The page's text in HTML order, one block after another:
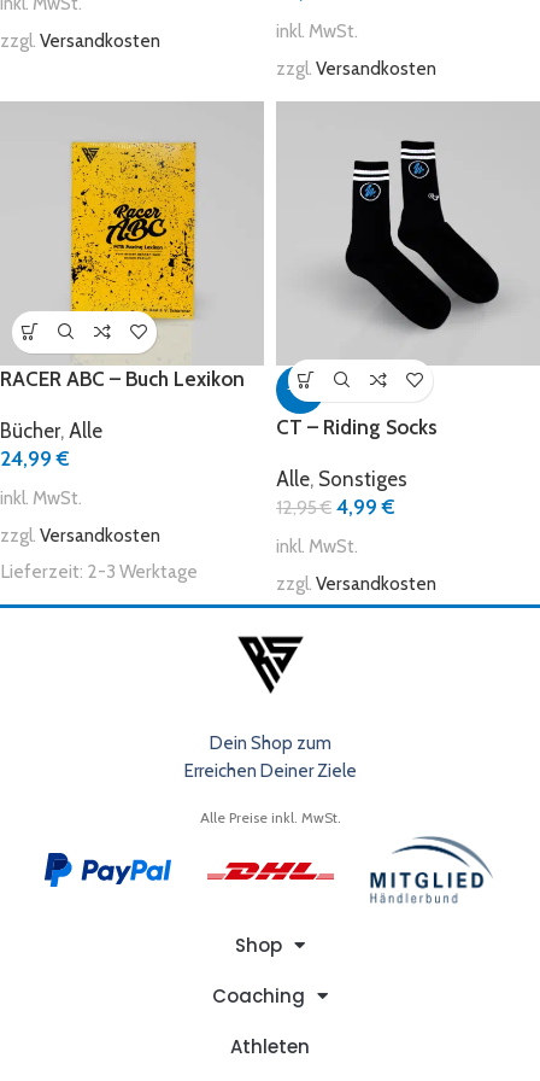
zzgl. Versandkosten
inkl. MwSt.
zzgl. Versandkosten
RACER ABC – Buch Lexikon
Bücher, Alle
24,99€
inkl. MwSt.
zzgl. Versandkosten
Lieferzeit: 2-3 Werktage
-61%
CT – Riding Socks
Alle, Sonstiges
12,95€ 4,99€
inkl. MwSt.
zzgl. Versandkosten
Dein Shop zum
Erreichen Deiner Ziele
Shop
Coaching
Athleten
Alle Preise inkl. MwSt.